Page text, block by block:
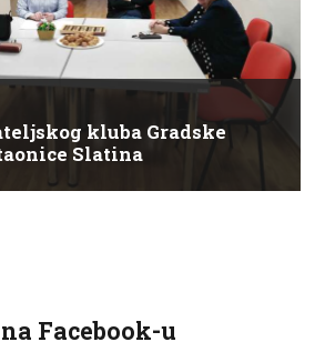
kluba Gradske
Slatina
Facebook-u